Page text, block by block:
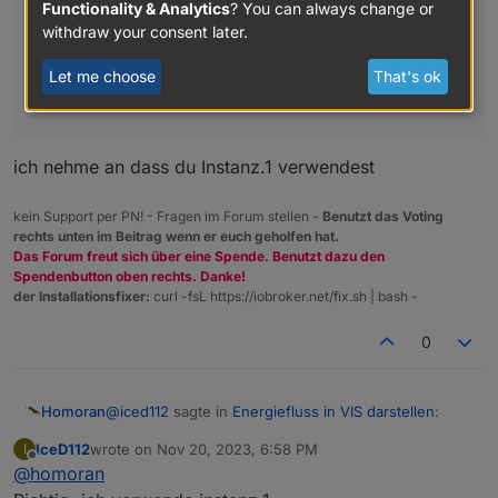
@iced112sagte in Energiefluss in VIS darstellen:
/energiefluss-1/
nehmen musst.
ich nehme an dass du Instanz.1 verwendest
kein Support per PN! - Fragen im Forum stellen - Benutzt das Voting
rechts unten im Beitrag wenn er euch geholfen hat.
Das Forum freut sich über eine Spende. Benutzt dazu den
Spendenbutton oben rechts. Danke!
der Installationsfixer: curl -fsL https://iobroker.net/fix.sh | bash -
0
Homoran@iced112 sagte in Energiefluss in VIS darstellen:
I
Offline
IceD112wrote on Nov 20, 2023, 6:58 PM
last edited by
@homoran
Functionality & Analytics? You can always change or
withdraw your consent later.
Let me choose That's ok